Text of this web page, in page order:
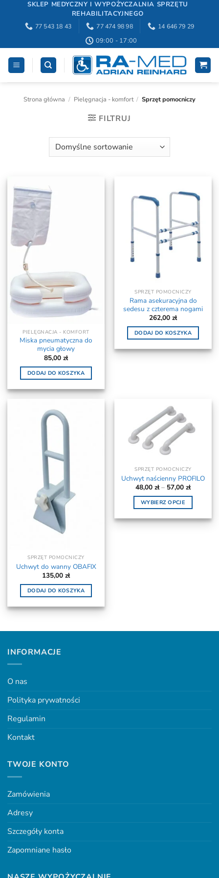
Przewiń
zawartości
SKLEP MEDYCZNY I WYPOŻYCZALNIA SPRZĘTU
REHABILITACYJNEGO
77 543 18 43 77 474 98 98 14 646 79 29
09:00 - 17:00
Strona główna / Pielęgnacja - komfort / Sprzęt pomocniczy
FILTRUJ
PIELĘGNACJA - KOMFORT
Miska pneumatyczna do
mycia głowy
85,00 zł
DODAJ DO KOSZYKA
SPRZĘT POMOCNICZY
Rama asekuracyjna do
sedesu z czterema nogami
262,00 zł
DODAJ DO KOSZYKA
SPRZĘT POMOCNICZY
Uchwyt do wanny OBAFIX
135,00 zł
DODAJ DO KOSZYKA
SPRZĘT POMOCNICZY
Uchwyt naścienny PROFILO
48,00 zł – 57,00 złZakres
cen:
od
48,00 zł
do
57,00 zł
WYBIERZ OPCJE
produkt
INFORMACJE
O nas
Polityka prywatności
Regulamin
Kontakt
TWOJE KONTO
Zamówienia
Adresy
Szczegóły konta
Zapomniane hasło